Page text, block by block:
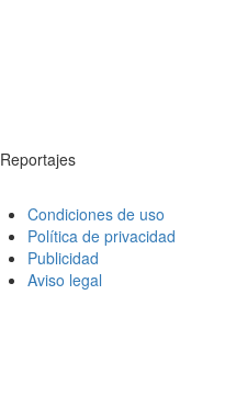
Reportajes
Condiciones de uso
Política de privacidad
Publicidad
Aviso legal